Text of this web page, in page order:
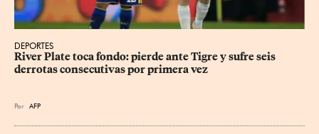
DEPORTES
River Plate toca fondo: pierde ante Tigre y sufre seis
derrotas consecutivas por primera vez
Por AFP